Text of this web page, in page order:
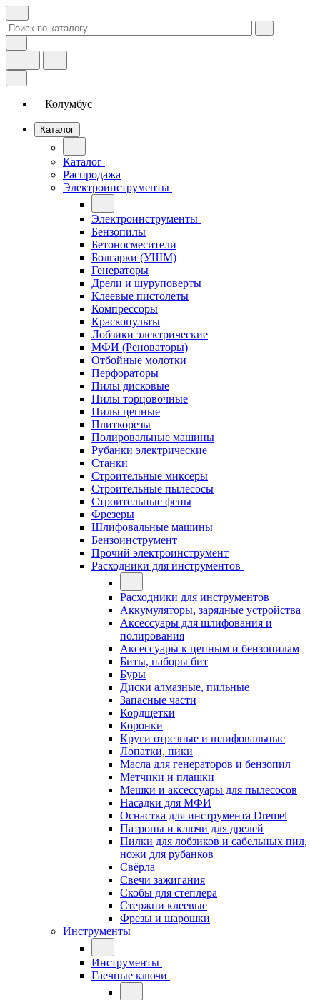
Колумбус
Каталог
Каталог
Распродажа
Электроинструменты
Электроинструменты
Бензопилы
Бетоносмесители
Болгарки (УШМ)
Генераторы
Дрели и шуруповерты
Клеевые пистолеты
Компрессоры
Краскопульты
Лобзики электрические
МФИ (Реноваторы)
Отбойные молотки
Перфораторы
Пилы дисковые
Пилы торцовочные
Пилы цепные
Плиткорезы
Полировальные машины
Рубанки электрические
Станки
Строительные миксеры
Строительные пылесосы
Строительные фены
Фрезеры
Шлифовальные машины
Бензоинструмент
Прочий электроинструмент
Расходники для инструментов
Расходники для инструментов
Аккумуляторы, зарядные устройства
Аксессуары для шлифования и
полирования
Аксессуары к цепным и бензопилам
Биты, наборы бит
Буры
Диски алмазные, пильные
Запасные части
Кордщетки
Коронки
Круги отрезные и шлифовальные
Лопатки, пики
Масла для генераторов и бензопил
Метчики и плашки
Мешки и аксессуары для пылесосов
Насадки для МФИ
Оснастка для инструмента Dremel
Патроны и ключи для дрелей
Пилки для лобзиков и сабельных пил,
ножи для рубанков
Свёрла
Свечи зажигания
Скобы для степлера
Стержни клеевые
Фрезы и шарошки
Инструменты
Инструменты
Гаечные ключи